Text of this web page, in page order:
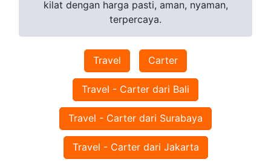
kilat dengan harga pasti, aman, nyaman,
terpercaya.
Travel Carter
Travel - Carter dari Bali
Travel - Carter dari Surabaya
Travel - Carter dari Jakarta